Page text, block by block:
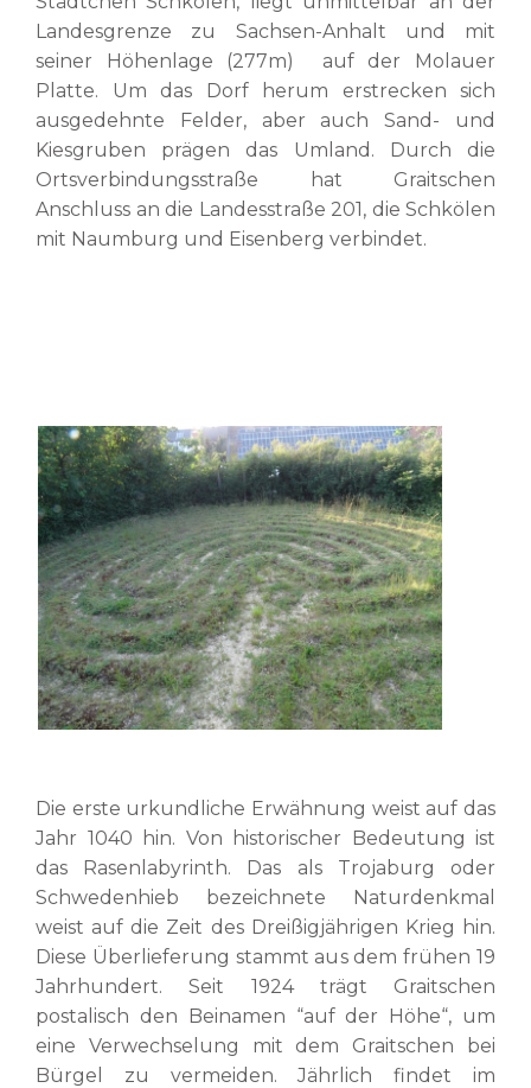
Landesgrenze zu Sachsen-Anhalt und mit
seiner Höhenlage (277m) auf der Molauer
Platte. Um das Dorf herum erstrecken sich
ausgedehnte Felder, aber auch Sand- und
Kiesgruben prägen das Umland. Durch die
Ortsverbindungsstraße hat Graitschen
Anschluss an die Landesstraße 201, die Schkölen
mit Naumburg und Eisenberg verbindet.
Die erste urkundliche Erwähnung weist auf das
Jahr 1040 hin. Von historischer Bedeutung ist
das Rasenlabyrinth. Das als Trojaburg oder
Schwedenhieb bezeichnete Naturdenkmal
weist auf die Zeit des Dreißigjährigen Krieg hin.
Diese Überlieferung stammt aus dem frühen 19
Jahrhundert. Seit 1924 trägt Graitschen
postalisch den Beinamen “auf der Höhe“, um
eine Verwechselung mit dem Graitschen bei
Bürgel zu vermeiden. Jährlich findet im